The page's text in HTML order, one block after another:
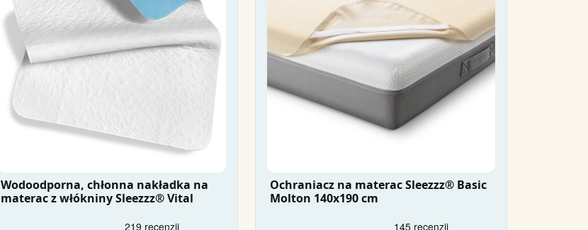
Wodoodporna, chłonna nakładka na
materac z włókniny Sleezzz® Vital
Ochraniacz na materac Sleezzz® Basic
Molton 140x190 cm